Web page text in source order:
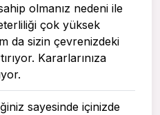
olmanız nedeni ile
çok yüksek
da sizin çevrenizdeki
Kararlarınıza
sayesinde içinizde